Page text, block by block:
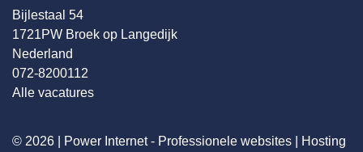
Bijlestaal 54
1721PW Broek op Langedijk
Nederland
072-8200112
Alle vacatures
© 2026 | Power Internet - Professionele websites
Hosting